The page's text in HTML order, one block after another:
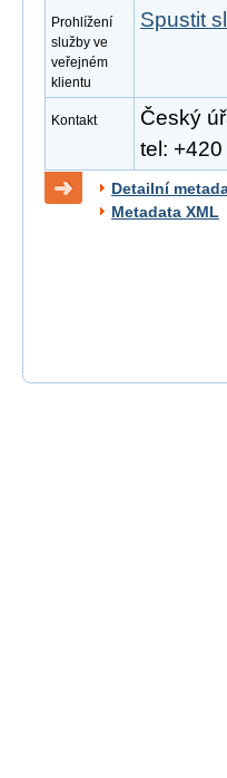
Prohlížení
služby ve
veřejném
klientu
Spustit
Kontakt
Český
tel:
Detailní
Metadata XML